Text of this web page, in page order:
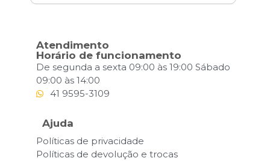
Atendimento
Horário de funcionamento
De segunda a sexta 09:00 às 19:00 Sábado
09:00 às 14:00
41 9595-3109
Ajuda
Políticas de privacidade
Políticas de devolução e trocas